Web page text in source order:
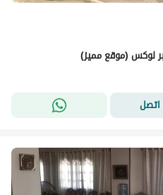
اتصل